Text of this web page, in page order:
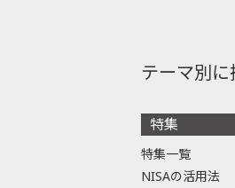
テーマ別に
特集
特集一覧
NISAの活用法